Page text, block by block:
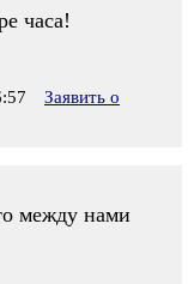
часа!
Заявить о
между нами